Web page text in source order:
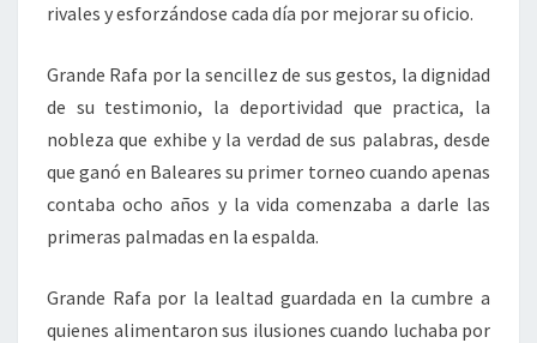
rivales y esforzándose cada día por mejorar su oficio.
Grande Rafa por la sencillez de sus gestos, la dignidad
de su testimonio, la deportividad que practica, la
nobleza que exhibe y la verdad de sus palabras, desde
que ganó en Baleares su primer torneo cuando apenas
contaba ocho años y la vida comenzaba a darle las
primeras palmadas en la espalda.
Grande Rafa por la lealtad guardada en la cumbre a
quienes alimentaron sus ilusiones cuando luchaba por